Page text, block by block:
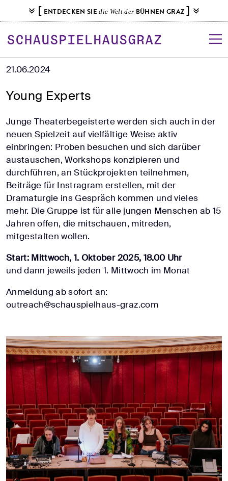
k
p
t
t
e
n
t
[ ENTDECKEN SIEdie Welt der BÜHNEN GRAZ ]
21.06.2024
Young Experts
Junge Theaterbegeisterte werden sich auch in der
neuen Spielzeit auf vielfältige Weise aktiv
einbringen: Proben besuchen und sich darüber
austauschen, Workshops konzipieren und
durchführen, an Stückprojekten teilnehmen,
Beiträge für Instragram erstellen, mit der
Dramaturgie ins Gespräch kommen und vieles
mehr. Die Gruppe ist für alle jungen Menschen ab 15
Jahren offen, die mitschauen, mitreden,
mitgestalten wollen.
Start: Mittwoch, 1. Oktober 2025, 18.00 Uhr
und dann jeweils jeden 1. Mittwoch im Monat
Anmeldung ab sofort an:
outreach@schauspielhaus-graz.com